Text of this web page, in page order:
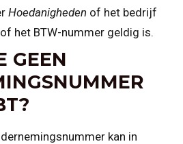
Hoedanigheden of het bedrijf
het BTW-nummer geldig is.
GEEN
kan in